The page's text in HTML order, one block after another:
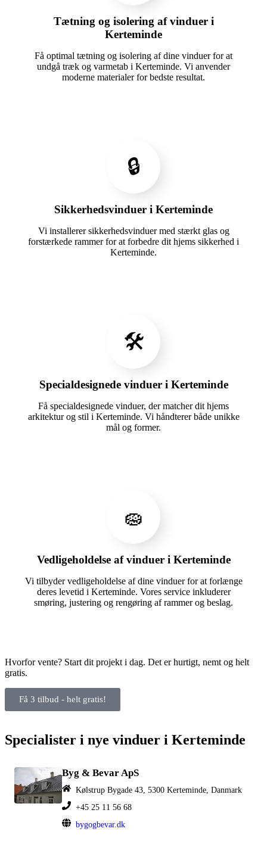
Tætning og isolering af vinduer i
Kerteminde
Få optimal tætning og isolering af dine vinduer for at
undgå træk og varmetab i Kerteminde. Vi anvender
moderne materialer for bedste resultat.
🔒
Sikkerhedsvinduer i Kerteminde
Vi installerer sikkerhedsvinduer med stærkt glas og
forstærkede rammer for at forbedre dit hjems sikkerhed i
Kerteminde.
🛠️
Specialdesignede vinduer i Kerteminde
Få specialdesignede vinduer, der matcher dit hjems
arkitektur og stil i Kerteminde. Vi håndterer både unikke
mål og former.
🧽
Vedligeholdelse af vinduer i Kerteminde
Vi tilbyder vedligeholdelse af dine vinduer for at forlænge
deres levetid i Kerteminde. Vores service inkluderer
smøring, justering og rengøring af rammer og beslag.
Hvorfor vente? Start dit projekt i dag. Det er hurtigt, nemt og helt
gratis.
Få 3 tilbud - helt gratis!
Specialister i nye vinduer i Kerteminde
Byg & Bevar ApS
Kølstrup Bygade 43, 5300 Kerteminde, Danmark
+45 25 11 56 68
bygogbevar.dk